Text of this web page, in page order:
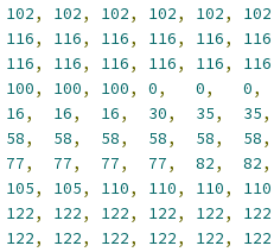
102, 102, 102, 102, 102, 102
116, 116, 116, 116, 116, 116
116, 116, 116, 116, 116, 116
100, 100, 100, 0, 0, 0,
16, 16, 16, 30, 35, 35,
58, 58, 58, 58, 58, 58,
77, 77, 77, 77, 82, 82,
105, 105, 110, 110, 110, 110
122, 122, 122, 122, 122, 122
122, 122, 122, 122, 122, 122